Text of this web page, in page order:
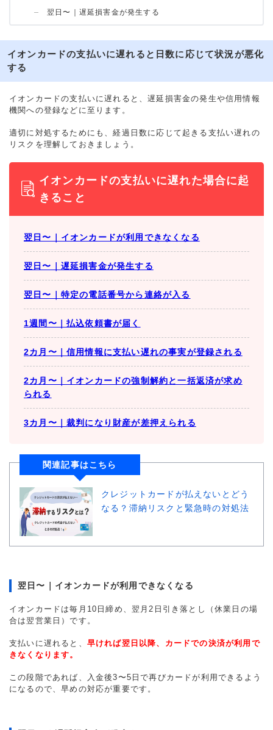
翌日〜｜遅延損害金が発生する
イオンカードの支払いに遅れると日数に応じて状況が悪化
する
イオンカードの支払いに遅れると、遅延損害金の発生や信用情報
機関への登録などに至ります。
適切に対処するためにも、経過日数に応じて起きる支払い遅れの
リスクを理解しておきましょう。
イオンカードの支払いに遅れた場合に起
きること
翌日〜｜イオンカードが利用できなくなる
翌日〜｜遅延損害金が発生する
翌日〜｜特定の電話番号から連絡が入る
1週間〜｜払込依頼書が届く
2カ月〜｜信用情報に支払い遅れの事実が登録される
2カ月〜｜イオンカードの強制解約と一括返済が求め
られる
3カ月〜｜裁判になり財産が差押えられる
関連記事はこちら
クレジットカードが払えないとどう
なる？滞納リスクと緊急時の対処法
翌日〜｜イオンカードが利用できなくなる
イオンカードは毎月10日締め、翌月2日引き落とし（休業日の場
合は翌営業日）です。
支払いに遅れると、 早ければ翌日以降、カードでの決済が利用で
きなくなります。
この段階であれば、入金後3〜5日で再びカードが利用できるよう
になるので、早めの対応が重要です。